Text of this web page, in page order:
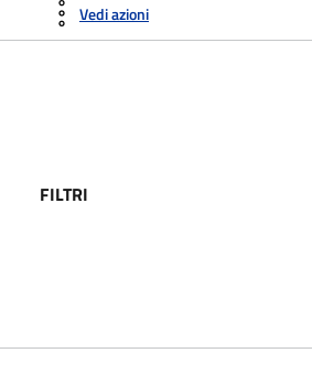
Vedi azioni
FILTRI